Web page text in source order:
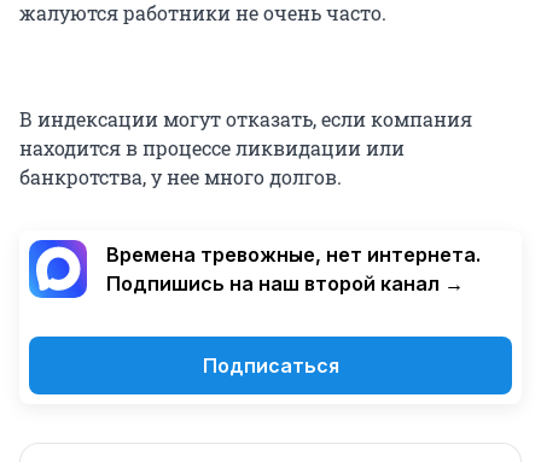
жалуются работники не очень часто.
В индексации могут отказать, если компания
находится в процессе ликвидации или
банкротства, у нее много долгов.
Времена тревожные, нет интернета.
Подпишись на наш второй канал →
Подписаться